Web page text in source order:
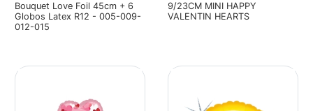
Bouquet Love Foil 45cm + 6
Globos Latex R12 - 005-009-
012-015
9/23CM MINI HAPPY
VALENTIN HEARTS